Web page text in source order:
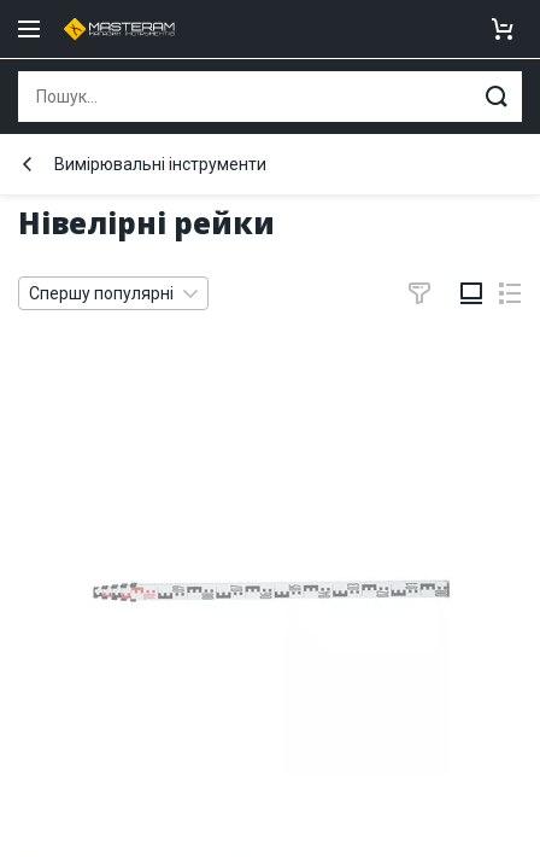
Нівелірні рейки
Вимірювальні інструменти
Спершу популярні